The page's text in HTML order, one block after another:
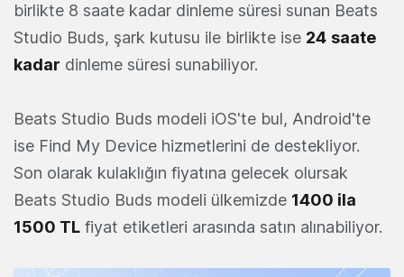
birlikte 8 saate kadar dinleme süresi sunan Beats
Studio Buds, şark kutusu ile birlikte ise 24 saate
kadar dinleme süresi sunabiliyor.
Beats Studio Buds modeli iOS'te bul, Android'te
ise Find My Device hizmetlerini de destekliyor.
Son olarak kulaklığın fiyatına gelecek olursak
Beats Studio Buds modeli ülkemizde 1400 ila
1500 TL fiyat etiketleri arasında satın alınabiliyor.